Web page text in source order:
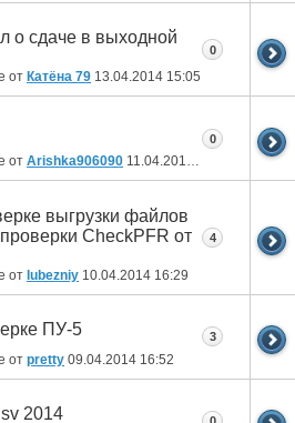
о сдаче в выходной
от Катёна 79 13.04.2014 15:05
0
от Arishka906090 11.04.2014 10:41
0
выгрузки файлов
CheckPFR от
от lubezniy 10.04.2014 16:29
4
ПУ-5
от pretty 09.04.2014 16:52
3
2014